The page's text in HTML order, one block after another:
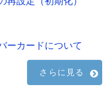
ーカードについて
さらに見る